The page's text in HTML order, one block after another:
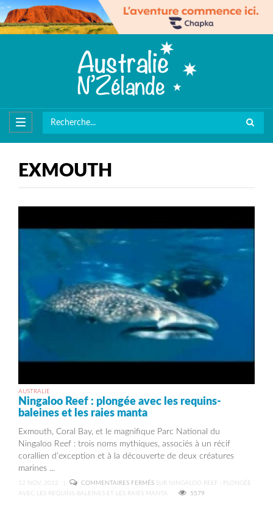
EXMOUTH
AUSTRALIE
Ningaloo Reef : plongée avec les requins-
baleines et les raies manta
Exmouth, Coral Bay, et le magnifique Parc National du
Ningaloo Reef : trois noms mythiques, associés à un récif
corallien d’exception et à la découverte de deux créatures
marines ...
12 NOV, 2012 COMMENTAIRES FERMÉS SUR NINGALOO REEF : PLONGÉE
AVEC LES REQUINS-BALEINES ET LES RAIES MANTA
5579